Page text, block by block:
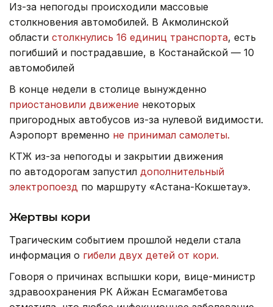
Из-за непогоды происходили массовые
столкновения автомобилей. В Акмолинской
области столкнулись 16 единиц транспорта, есть
погибший и пострадавшие, в Костанайской — 10
автомобилей
В конце недели в столице вынужденно
приостановили движение некоторых
пригородных автобусов из-за нулевой видимости.
Аэропорт временно не принимал самолеты.
КТЖ из-за непогоды и закрытии движения
по автодорогам запустил дополнительный
электропоезд по маршруту «Астана-Кокшетау».
Жертвы кори
Трагическим событием прошлой недели стала
информация о гибели двух детей от кори.
Говоря о причинах вспышки кори, вице-министр
здравоохранения РК Айжан Есмагамбетова